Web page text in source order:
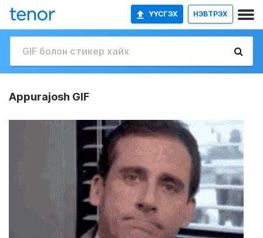
ҮҮСГЭХ НЭВТРЭХ
Appurajosh GIF